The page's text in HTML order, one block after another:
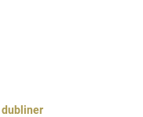
dubliner